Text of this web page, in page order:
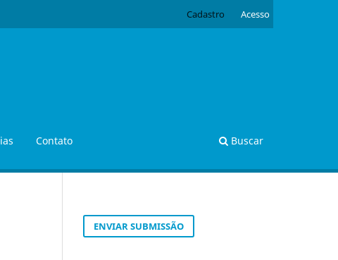
Contato Buscar
Cadastro Acesso
ENVIAR SUBMISSÃO